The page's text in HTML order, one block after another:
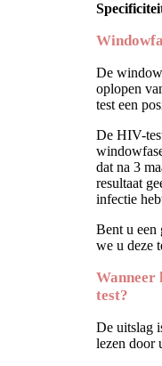
De
oplopen
test een
De HIV-
dat na 3
resultaat
infectie
Bent u een
we u deze
Wanneer
test?
De uitslag
lezen door